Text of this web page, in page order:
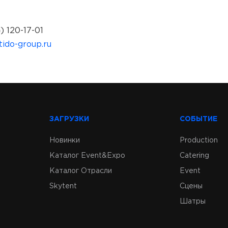
120-17-01
group.ru
ЗАГРУЗКИ
Новинки
Каталог Event&Expo
Каталог Отрасли
Skytent
СОБЫТИЕ
Production
Catering
Event
Сцены
Шатры